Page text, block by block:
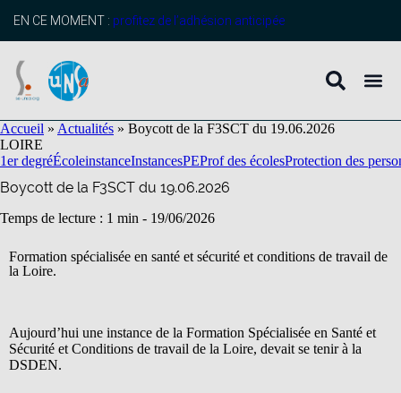
principal
EN CE MOMENT : profitez de l’adhésion anticipée
Accueil » Actualités » Boycott de la F3SCT du 19.06.2026
LOIRE
1er degréÉcoleinstanceInstancesPEProf des écolesProtection des
Boycott de la F3SCT du 19.06.2026
Temps de lecture : 1 min - 19/06/2026
Formation spécialisée en santé et sécurité et conditions de travail de
la Loire.
Aujourd’hui une instance de la Formation Spécialisée en Santé et
Sécurité et Conditions de travail de la Loire, devait se tenir à la
DSDEN.